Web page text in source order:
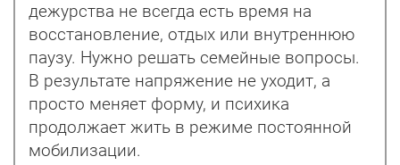
дежурства не всегда есть время на
восстановление, отдых или внутреннюю
паузу. Нужно решать семейные вопросы.
В результате напряжение не уходит, а
просто меняет форму, и психика
продолжает жить в режиме постоянной
мобилизации.